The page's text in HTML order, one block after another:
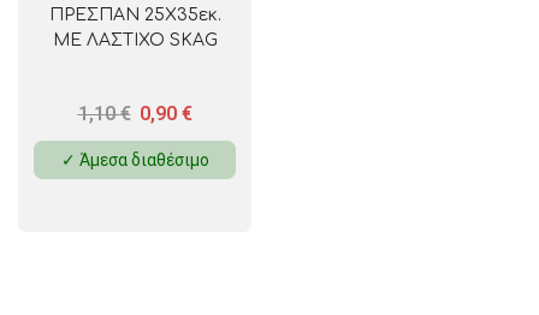
ΠΡΕΣΠΑΝ 25Χ35εκ.
ΜΕ ΛΑΣΤΙΧΟ SKAG
1,10€ 0,90 €
✓ Άμεσα διαθέσιμο